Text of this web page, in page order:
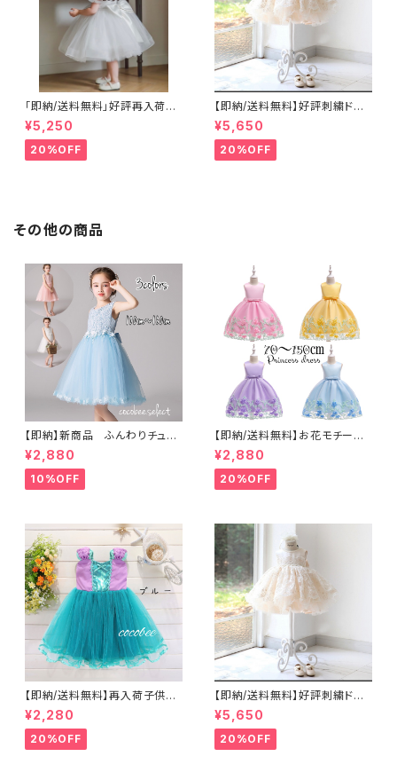
「即納/送料無料」好評再入荷子
供ドレスベビードレスホワイトド
レス 1歳バースデーセレモニー
ドレス結婚式 お誕生日ハーフ
バースデードレス 七五三撮
¥5,250
20%OFF
【即納/送料無料】好評刺繍ドレ
ス子供ドレス豪華高見えドレ
ス ネックビーズベビードレ
ス 女のドレス子供ドレス 女
の子ワンピース セレモニージ
¥5,650
20%OFF
その他の商品
【即納】新商品 ふんわりチュー
ルドレス子供ワンピースジュニ
アドレス女の子子供ドレスお花
ビーズ付き発表会ドレスお誕生
日七五三プリンセス海外子供服
¥2,880
10%OFF
【即納/送料無料】お花モチー
フ リボン可愛い ベビー キ
ッズ ドレス 発表会 お誕生
日 70㎝ 〜150㎝
¥2,880
20%OFF
【即納/送料無料】再入荷子供ド
レス格安ワンピースふんわりキッ
ズドレスプリンセスドレス仮装
お姫様ドレス お誕生日 発表
会 クリスマスプレゼント発表
¥2,280
20%OFF
【即納/送料無料】好評刺繍ドレ
ス子供ドレス豪華高見えドレ
ス ネックビーズベビードレ
ス 女のドレス子供ドレス 女
の子ワンピース セレモニージ
¥5,650
20%OFF